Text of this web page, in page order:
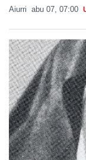
Aiurri abu 07, 07:00